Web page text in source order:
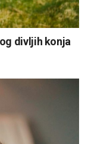
divljih konja